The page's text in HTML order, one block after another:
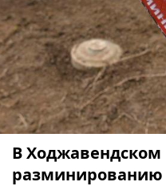
В Ходжавендском
разминированию